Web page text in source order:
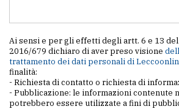
Ai sensi e per gli effetti degli artt. 6 e 13
2016/679 dichiaro di aver preso visione
trattamento dei dati personali di
finalità:
- Richiesta di contatto o richiesta di
- Pubblicazione: le informazioni contenute
potrebbero essere utilizzate a fini di